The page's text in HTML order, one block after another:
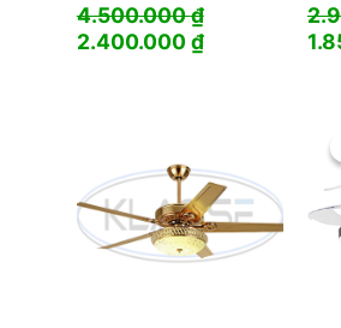
4.500.000₫
Giá
2.400.000₫Giá
2.400.000 ₫.
Giá